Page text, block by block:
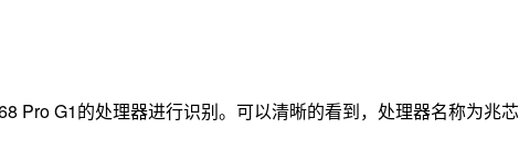
Pro G1的处理器进行识别。可以清晰的看到，处理器名称为兆芯